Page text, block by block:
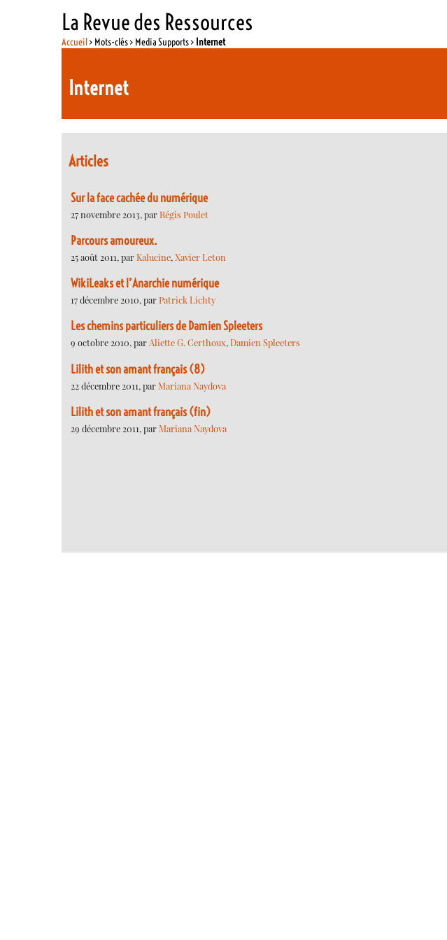
La Revue des Ressources
Accueil> Mots-clés > Media Supports > Internet
Internet
Articles
Sur la face cachée du numérique
27 novembre 2013, parRégis Poulet
Parcours amoureux.
25 août 2011, parKalucine, Xavier Leton
WikiLeaks et l’Anarchie numérique
17 décembre 2010, parPatrick Lichty
Les chemins particuliers de Damien Spleeters
9 octobre 2010, parAliette G. Certhoux, Damien Spleeters
Lilith et son amant français (8)
22 décembre 2011, parMariana Naydova
Lilith et son amant français (fin)
29 décembre 2011, parMariana Naydova